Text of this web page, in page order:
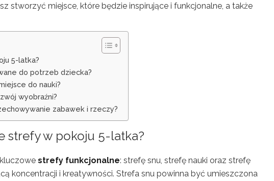
stworzyć miejsce, które będzie inspirujące i funkcjonalne, a także
5-latka?
do potrzeb dziecka?
do nauki?
wyobraźni?
zabawek i rzeczy?
strefy w pokoju 5-latka?
strefy funkcjonalne: strefę snu, strefę nauki oraz strefę
koncentracji i kreatywności. Strefa snu powinna być umieszczona